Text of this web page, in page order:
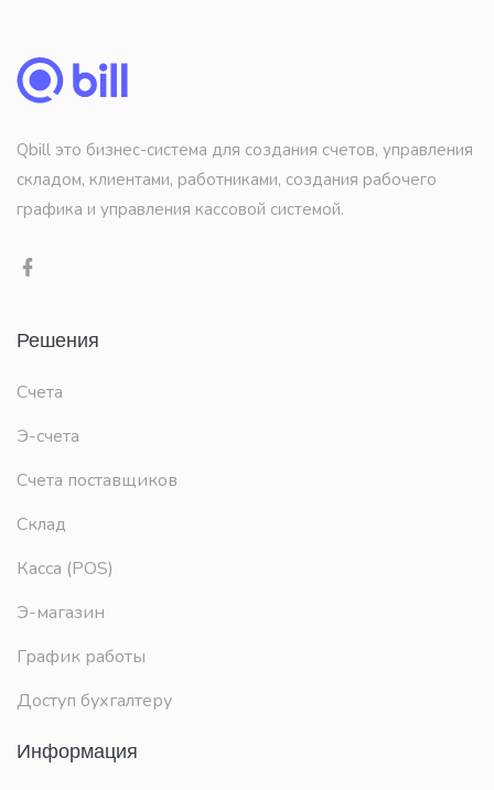
Qbill это бизнес-система для создания счетов, управления
складом, клиентами, работниками, создания рабочего
графика и управления кассовой системой.
Решения
Счета
Э-счета
Счета поставщиков
Склад
Касса (POS)
Э-магазин
График работы
Доступ бухгалтеру
Информация